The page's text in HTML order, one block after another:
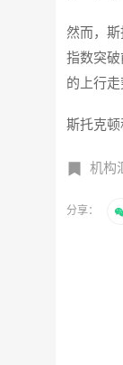
然而，
指数突
的上行走
斯托克
机构
分享：